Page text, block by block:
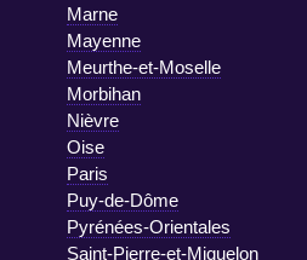
Marne
Mayenne
Meurthe-et-Moselle
Morbihan
Nièvre
Oise
Paris
Puy-de-Dôme
Pyrénées-Orientales
Saint-Pierre-et-Miquelon